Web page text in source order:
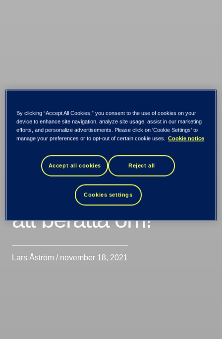
Allt som är bra finns
kvar – men vi har ett
nytt produktnamn
att berätta om!
Lars Åström / november 18, 2021
By clicking “Accept All Cookies,” you consent to the use of cookies on your
device to enhance site navigation, analyze site usage, assist in our marketing
efforts, and personalize advertisements. Please click on 'Cookie Settings' to
manage your preferences or to opt-out of certain cookie uses.
Cookie notice
Accept all cookies Reject all
Cookies settings